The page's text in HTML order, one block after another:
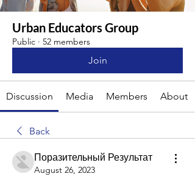
Urban Educators Group
Public · 52 members
Join
Discussion Media Members About
Back
Поразительный Результат
August 26, 2023